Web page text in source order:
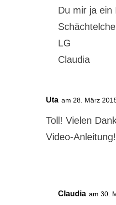
Du mir ja ein
LG
Claudia
Uta am 28. März
Toll! Vielen
Video-
Claudia am 30.